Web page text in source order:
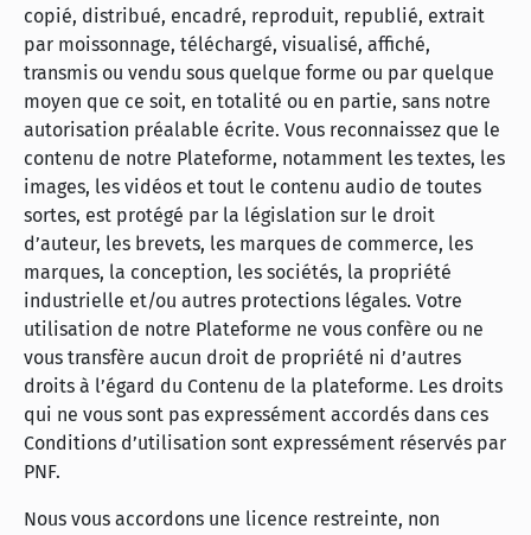
copié, distribué, encadré, reproduit, republié, extrait
par moissonnage, téléchargé, visualisé, affiché,
transmis ou vendu sous quelque forme ou par quelque
moyen que ce soit, en totalité ou en partie, sans notre
autorisation préalable écrite. Vous reconnaissez que le
contenu de notre Plateforme, notamment les textes, les
images, les vidéos et tout le contenu audio de toutes
sortes, est protégé par la législation sur le droit
d’auteur, les brevets, les marques de commerce, les
marques, la conception, les sociétés, la propriété
industrielle et/ou autres protections légales. Votre
utilisation de notre Plateforme ne vous confère ou ne
vous transfère aucun droit de propriété ni d’autres
droits à l’égard du Contenu de la plateforme. Les droits
qui ne vous sont pas expressément accordés dans ces
Conditions d’utilisation sont expressément réservés par
PNF.
Nous vous accordons une licence restreinte, non